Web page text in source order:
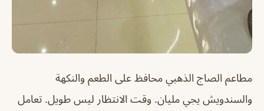
مطاعم الصاج الذهبي محافظ على الطعم والنكهة
والسندويش يجي مليان. وقت الانتظار ليس طويل. تعامل